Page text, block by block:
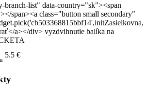
branch-list" data-country="sk"><span
span><a class="button small secondary"
a></div> vyzdvihnutie balíka na
5.5 €